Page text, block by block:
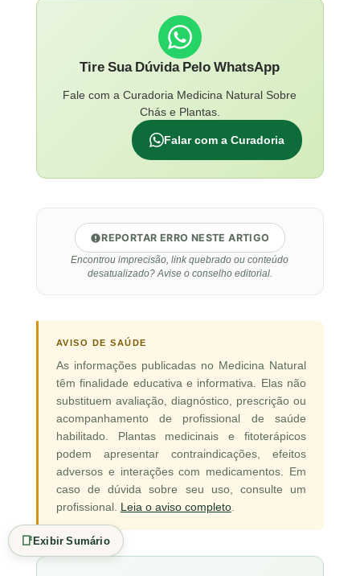
Tire Sua Dúvida Pelo WhatsApp
Fale com a Curadoria Medicina Natural Sobre
Chás e Plantas.
Falar com a Curadoria
REPORTAR ERRO NESTE ARTIGO
Encontrou imprecisão, link quebrado ou conteúdo
desatualizado? Avise o conselho editorial.
AVISO DE SAÚDE
As informações publicadas no Medicina Natural
têm finalidade educativa e informativa. Elas não
substituem avaliação, diagnóstico, prescrição ou
acompanhamento de profissional de saúde
habilitado. Plantas medicinais e fitoterápicos
podem apresentar contraindicações, efeitos
adversos e interações com medicamentos. Em
caso de dúvida sobre seu uso, consulte um
profissional. Leia o aviso completo.
📑Exibir Sumário